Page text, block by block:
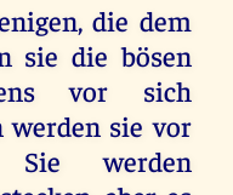
die dem
sie die bösen
vor sich
werden sie vor
Sie werden